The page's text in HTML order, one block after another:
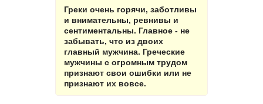
Греки очень горячи, заботливы
и внимательны, ревнивы и
сентиментальны. Главное - не
забывать, что из двоих
главный мужчина. Греческие
мужчины с огромным трудом
признают свои ошибки или не
признают их вовсе.